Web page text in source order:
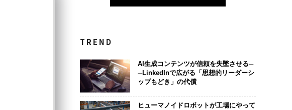
TREND
AI生成コンテンツが信頼を失墜させる─
─LinkedInで広がる「思想的リーダーシ
ップもどき」の代償
ヒューマノイドロボットが工場にやって